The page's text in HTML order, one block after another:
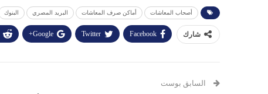
أصحاب المعاشات أماكن صرف المعاشات البريد المصري البنوك
شارك Facebook
Twitter
Google+
السابق بوست